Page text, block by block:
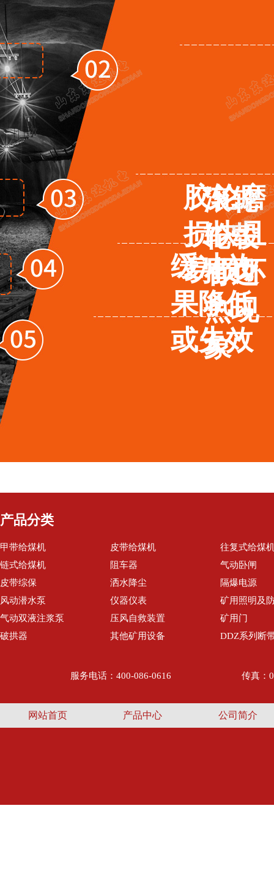
滚轮
轮毂
有过
热现
象
胶轮磨
损快且
易损坏
缓冲效
果降低
或失效
产品分类
甲带给煤机 皮带给煤机
往复式给煤
链式给煤机
阻车器
气动卧闸
皮带综保
洒水降尘
隔爆电源
风动潜水泵
仪器仪表
矿用照明及
气动双液注浆泵
压风自救装置
矿用门
破拱器
其他矿用设备 DDZ系列断
服务电话：400-086-0616 传真：
网站首页 产品中心 公司简介